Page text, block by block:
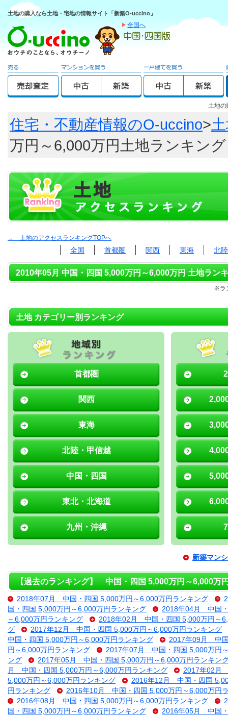
土地の購入なら土地・宅地の情報サイト「新築O-uccino」
全国へ
土地
住宅・不動産情報のO-uccino>
万円～6,000万円土地ランキング
→ 土地のアクセスランキングTOPへ
全国 首都圏 関西 東海 北
2010年05月 中国・四国 5,000万円～6,000万円 土地ラン
※ラ
土地 カテゴリー別ランキング
首都圏
関西
東海
北陸・甲信越
中国・四国
東北・北海道
九州・沖縄
新築マン
【過去のランキング】 中国・四国 5,000万円～6,000万
2018年07月 中国・四国 5,000万円～6,000万円ランキング
国・四国 5,000万円～6,000万円ランキング
2018年04月 中国
～6,000万円ランキング
2018年02月 中国・四国 5,000万円～
グ
2017年12月 中国・四国 5,000万円～6,000万円ランキング
中国・四国 5,000万円～6,000万円ランキング
2017年09月 中国
円～6,000万円ランキング
2017年07月 中国・四国 5,000万円
ング
2017年05月 中国・四国 5,000万円～6,000万円ランキン
月 中国・四国 5,000万円～6,000万円ランキング
2017年02月
5,000万円～6,000万円ランキング
2016年12月 中国・四国
円ランキング
2016年10月 中国・四国 5,000万円～6,000万円
2016年08月 中国・四国 5,000万円～6,000万円ランキング
国・四国 5,000万円～6,000万円ランキング
2016年05月 中国